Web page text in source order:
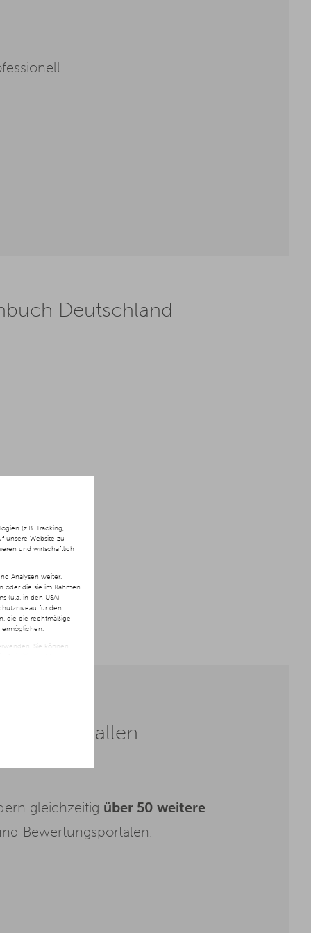
(z.B. Tracking,
unsere Website zu
und wirtschaftlich
Analysen weiter.
oder die sie im Rahmen
(u.a. in den USA)
für den
die die rechtmäßige
ermöglichen.
Sie können
klicken.
Deutschland
in allen
gleichzeitig über 50 weitere
Bewertungsportalen.